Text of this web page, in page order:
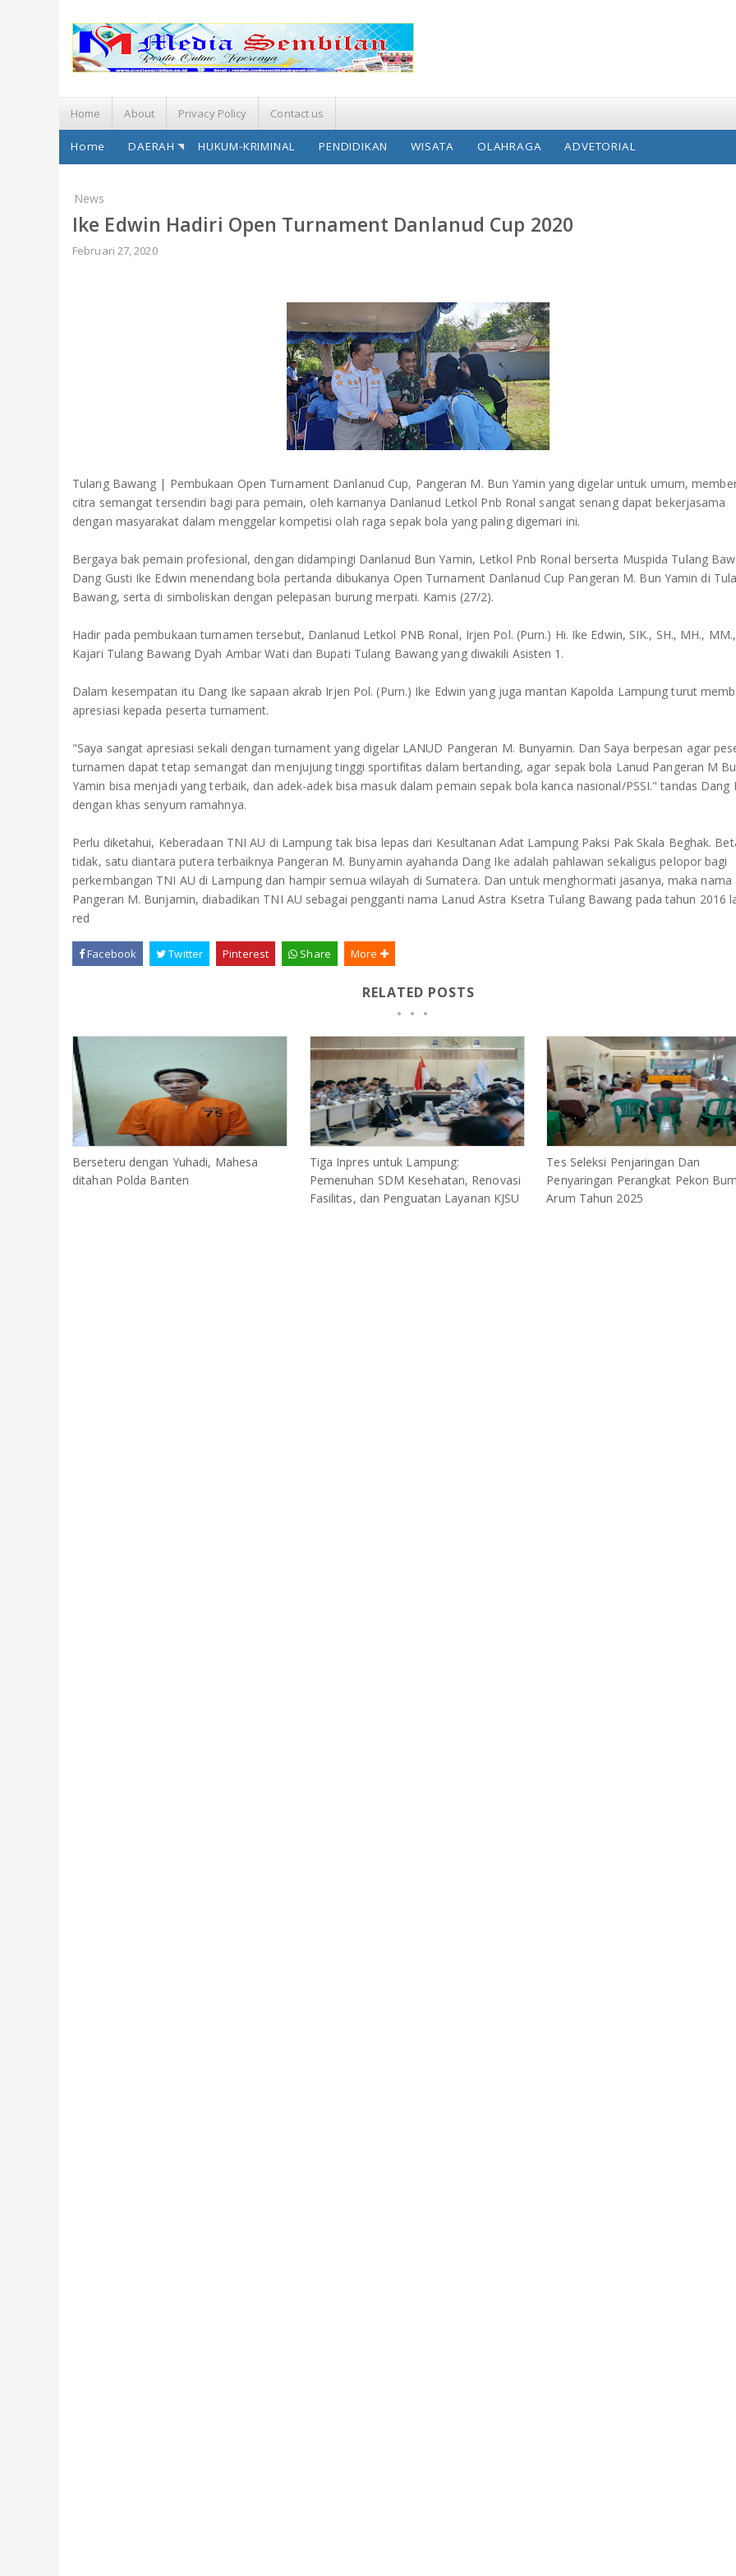
Home About Privacy Policy Contact us
Home DAERAH HUKUM-KRIMINAL PENDIDIKAN WISATA OLAHRAGA ADVETORIAL
News
Ike Edwin Hadiri Open Turnament Danlanud Cup 2020
Februari 27, 2020
Tulang Bawang | Pembukaan Open Turnament Danlanud Cup, Pangeran M. Bun Yamin yang digelar untuk umum,
citra semangat tersendiri bagi para pemain, oleh karnanya Danlanud Letkol Pnb Ronal sangat senang dapat bekerjasama
dengan masyarakat dalam menggelar kompetisi olah raga sepak bola yang paling digemari ini.
Bergaya bak pemain profesional, dengan didampingi Danlanud Bun Yamin, Letkol Pnb Ronal berserta Muspida Tulang
Dang Gusti Ike Edwin menendang bola pertanda dibukanya Open Turnament Danlanud Cup Pangeran M. Bun Yamin di
Bawang, serta di simboliskan dengan pelepasan burung merpati. Kamis (27/2).
Hadir pada pembukaan turnamen tersebut, Danlanud Letkol PNB Ronal, Irjen Pol. (Purn.) Hi. Ike Edwin, SIK., SH., MH., MM.,
Kajari Tulang Bawang Dyah Ambar Wati dan Bupati Tulang Bawang yang diwakili Asisten 1.
Dalam kesempatan itu Dang Ike sapaan akrab Irjen Pol. (Purn.) Ike Edwin yang juga mantan Kapolda Lampung turut
apresiasi kepada peserta turnament.
"Saya sangat apresiasi sekali dengan turnament yang digelar LANUD Pangeran M. Bunyamin. Dan Saya berpesan agar
turnamen dapat tetap semangat dan menjujung tinggi sportifitas dalam bertanding, agar sepak bola Lanud Pangeran M
Yamin bisa menjadi yang terbaik, dan adek-adek bisa masuk dalam pemain sepak bola kanca nasional/PSSI." tandas Dang
dengan khas senyum ramahnya.
Perlu diketahui, Keberadaan TNI AU di Lampung tak bisa lepas dari Kesultanan Adat Lampung Paksi Pak Skala Beghak.
tidak, satu diantara putera terbaiknya Pangeran M. Bunyamin ayahanda Dang Ike adalah pahlawan sekaligus pelopor bagi
perkembangan TNI AU di Lampung dan hampir semua wilayah di Sumatera. Dan untuk menghormati jasanya, maka nama
Pangeran M. Bunjamin, diabadikan TNI AU sebagai pengganti nama Lanud Astra Ksetra Tulang Bawang pada tahun 2016
red
Facebook Twitter Pinterest Share More
RELATED POSTS
Berseteru dengan Yuhadi, Mahesa
ditahan Polda Banten
Tiga Inpres untuk Lampung:
Pemenuhan SDM Kesehatan, Renovasi
Fasilitas, dan Penguatan Layanan KJSU
Tes Seleksi Penjaringan Dan
Penyaringan Perangkat Pekon
Arum Tahun 2025